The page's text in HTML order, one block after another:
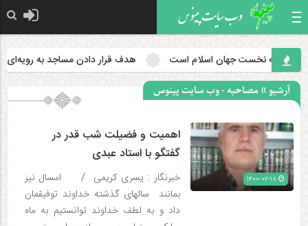
نخست جهان اسلام است هدف قرار دادن مساجد به رویه‌ای
آرشیو » مصاحبه - وب سایت پینوس
اهمیت و فضیلت شب قدر در
گفتگو با استاد عبدی
خبرنگار : یسری کریمی / امسال نیز
بمانند سالهای گذشته خداوند توفیقمان
داد و به لطف خداوند توانستیم به ماه